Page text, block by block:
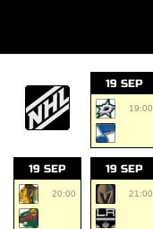
19 SEP
19:00
19 SEP
20:00
19 SEP
21:00